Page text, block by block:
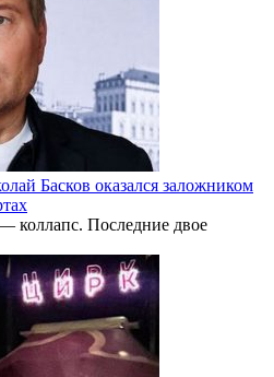
Басков оказался заложником
коллапс. Последние двое